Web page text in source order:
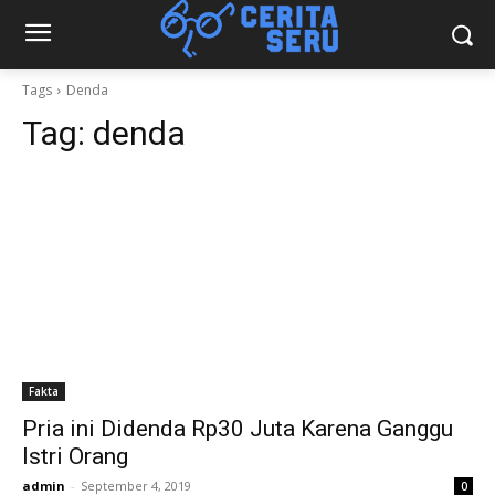
Tags Denda
Tag: denda
Fakta
Pria ini Didenda Rp30 Juta Karena Ganggu
Istri Orang
admin - September 4, 2019 0